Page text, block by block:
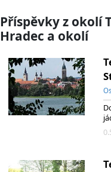
Příspěvky z okolí
Hradec a okolí